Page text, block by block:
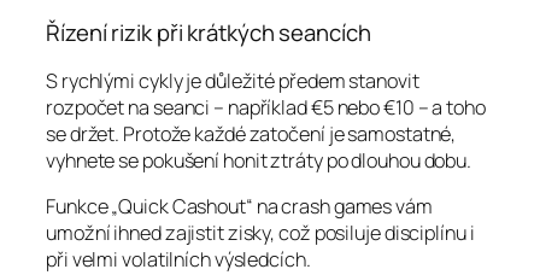
Řízení rizik při krátkých seancích
S rychlými cykly je důležité předem stanovit
rozpočet na seanci – například €5 nebo €10 – a toho
se držet. Protože každé zatočení je samostatné,
vyhnete se pokušení honit ztráty po dlouhou dobu.
Funkce „Quick Cashout“ na crash games vám
umožní ihned zajistit zisky, což posiluje disciplínu i
při velmi volatilních výsledcích.